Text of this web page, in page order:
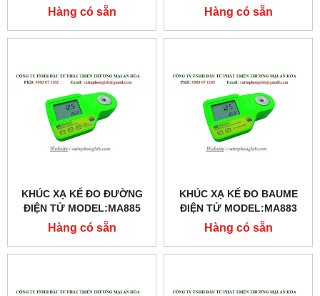
TỬ MODEL:MA887
Hàng có sẵn
TỬ MODEL:MA888
Hàng có sẵn
KHÚC XẠ KẾ ĐO ĐƯỜNG
ĐIỆN TỬ MODEL:MA885
Hàng có sẵn
KHÚC XẠ KẾ ĐO BAUME
ĐIỆN TỬ MODEL:MA883
Hàng có sẵn